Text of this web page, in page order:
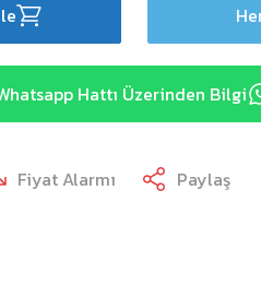
Hattı Üzerinden Bilgi
Fiyat Alarmı Paylaş